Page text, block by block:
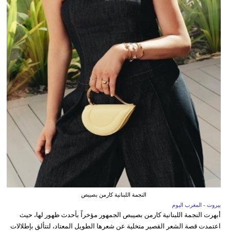
النجمة اللبنانية كارمن بصيبص
بيروت - المغرب اليوم
أبهرت النجمة اللبنانية كارمن بصيبص الجمهور مؤخراً بأحدث ظهور لها، حيث
اعتمدت قصة الشعر القصير متخلية عن شعرها الطويل المعتاد، لتتألق بإطلالات